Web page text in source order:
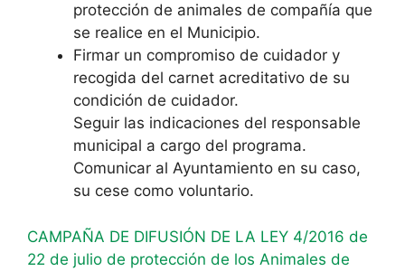
protección de animales de compañía que
se realice en el Municipio.
Firmar un compromiso de cuidador y
recogida del carnet acreditativo de su
condición de cuidador.
Seguir las indicaciones del responsable
municipal a cargo del programa.
Comunicar al Ayuntamiento en su caso,
su cese como voluntario.
CAMPAÑA DE DIFUSIÓN DE LA LEY 4/2016 de
22 de julio de protección de los Animales de